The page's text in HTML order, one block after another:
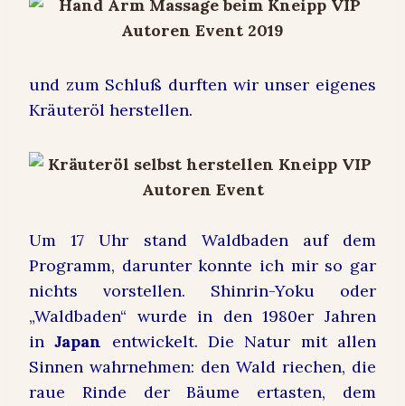
und zum Schluß durften wir unser eigenes
Kräuteröl herstellen.
Um 17 Uhr stand Waldbaden auf dem
Programm, darunter konnte ich mir so gar
nichts vorstellen. Shinrin-Yoku oder
„Waldbaden“ wurde in den 1980er Jahren
inJapan entwickelt. Die Natur mit allen
Sinnen wahrnehmen: den Wald riechen, die
raue Rinde der Bäume ertasten, dem